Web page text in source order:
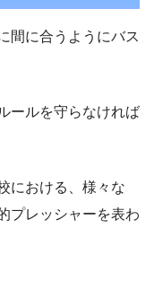
間に合うようにバス
ールを守らなければ
における、様々な
プレッシャーを表わ